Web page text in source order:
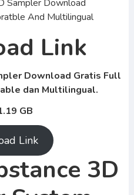
Link
Download Gratis Full
dan Multilingual.
GB
Link
3D